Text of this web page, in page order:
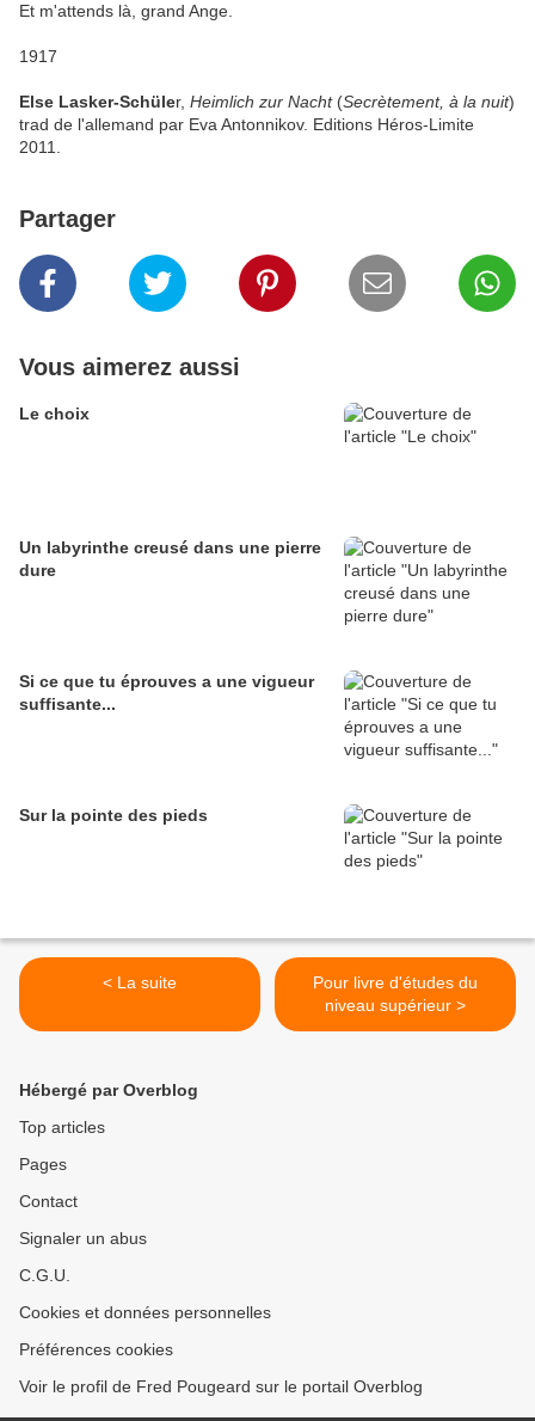
Et m'attends là, grand Ange.
1917
Else Lasker-Schüler, Heimlich zur Nacht(Secrètement, à la nuit)
trad de l'allemand par Eva Antonnikov. Editions Héros-Limite
2011.
Partager
Vous aimerez aussi
Le choix
Un labyrinthe creusé dans une pierre
dure
Si ce que tu éprouves a une vigueur
suffisante...
Sur la pointe des pieds
< La suite
Pour livre d'études du
niveau supérieur >
Hébergé par Overblog
Top articles
Pages
Contact
Signaler un abus
C.G.U.
Cookies et données personnelles
Préférences cookies
Voir le profil de Fred Pougeard sur le portail Overblog